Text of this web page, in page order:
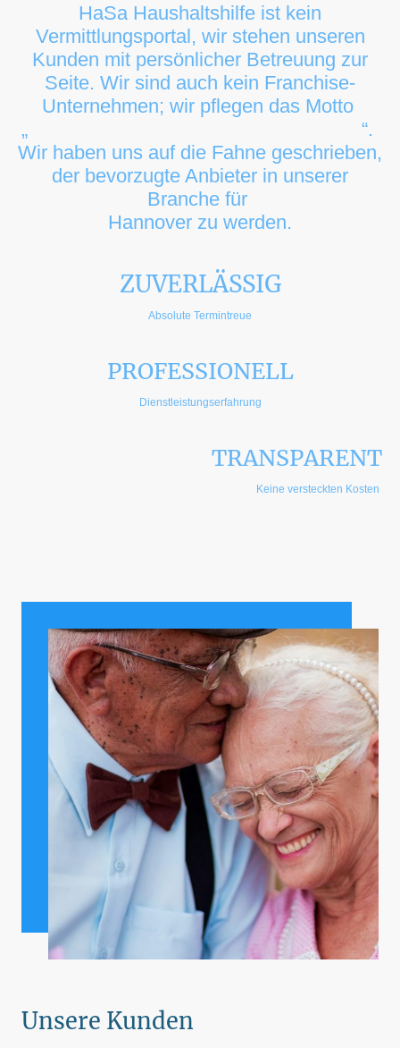
HaSa Haushaltshilfe ist kein
Vermittlungsportal, wir stehen unseren
Kunden mit persönlicher Betreuung zur
Seite. Wir sind auch kein Franchise-
Unternehmen; wir pflegen das Motto
„
“.
Wir haben uns auf die Fahne geschrieben,
der bevorzugte Anbieter in unserer
Branche für
Hannover zu werden.
ZUVERLÄSSIG
Absolute Termintreue
PROFESSIONELL
Dienstleistungserfahrung
TRANSPARENT
Keine versteckten Kosten
Unsere Kunden